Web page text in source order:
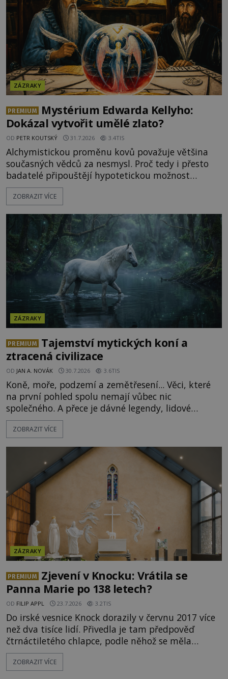
ZÁZRAKY
PREMIUM
Mystérium Edwarda Kellyho:
Dokázal vytvořit umělé zlato?
OD PETR KOUTSKÝ 31.7.2026 3.4TIS
Alchymistickou proměnu kovů považuje většina
současných vědců za nesmysl. Proč tedy i přesto
badatelé připouštějí hypotetickou možnost
transmutace? Mohl její podstatu odhalit anglický
alchymista, vědec a dobrodruh Edward Kelly?
Měšťané pozorují konání muže, který se stává
nesmrtelnou legendou již během
ZOBRAZIT VÍCE
ZÁZRAKY
PREMIUM
Tajemství mytických koní a
ztracená civilizace
OD JAN A. NOVÁK 30.7.2026 3.6TIS
Koně, moře, podzemí a zemětřesení... Věci, které
na první pohled spolu nemají vůbec nic
společného. A přece je dávné legendy, lidové
pohádky i podvědomí psychicky nemocných lidí
podivným způsobem vzájemně propojují. Je
tajemství pocházející ze samých počátků lidské
civilizace? Nebo dokonce z temných vod minulosti
ještě mnohem hlubších? [g
ZOBRAZIT VÍCE
ZÁZRAKY
PREMIUM
Zjevení v Knocku: Vrátila se
Panna Marie po 138 letech?
OD FILIP APPL 23.7.2026 3.2TIS
Do irské vesnice Knock dorazily v červnu 2017 více
než dva tisíce lidí. Přivedla je tam předpověď
čtrnáctiletého chlapce, podle něhož se měla
přesně ve tři hodiny odpoledne zjevit Panna Marie.
Když slunce vystoupilo z mraků, část davu začala
ZOBRAZIT VÍCE